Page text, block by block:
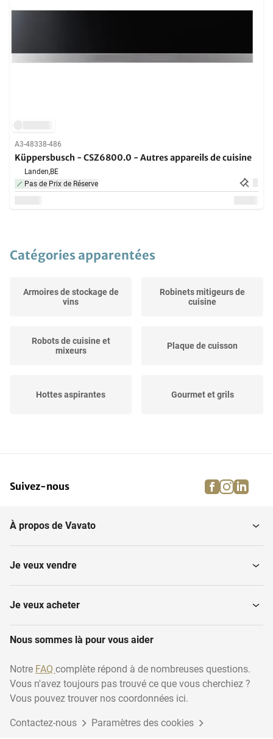
A3-48338-486
Küppersbusch - CSZ6800.0 - Autres appareils de cuisine
Landen,BE
Pas de Prix de Réserve
Catégories apparentées
Armoires de stockage de
vins
Robinets mitigeurs de
cuisine
Robots de cuisine et
mixeurs
Plaque de cuisson
Hottes aspirantes Gourmet et grils
Friteuses pour l'horeca
Machines à café et
expresso
Fours à micro-ondes et
Appareils de cuisson à la
Surgélateurs
Frigorifiques Poêles
Suivez-nous facebook
À propos de Vavato
Je veux vendre
Je veux acheter
Nous sommes là pour vous aider
Notre FAQ complète répond à de nombreuses questions.
Vous n'avez toujours pas trouvé ce que vous cherchiez ?
Vous pouvez trouver nos coordonnées ici.
Contactez-nous Paramètres des cookies